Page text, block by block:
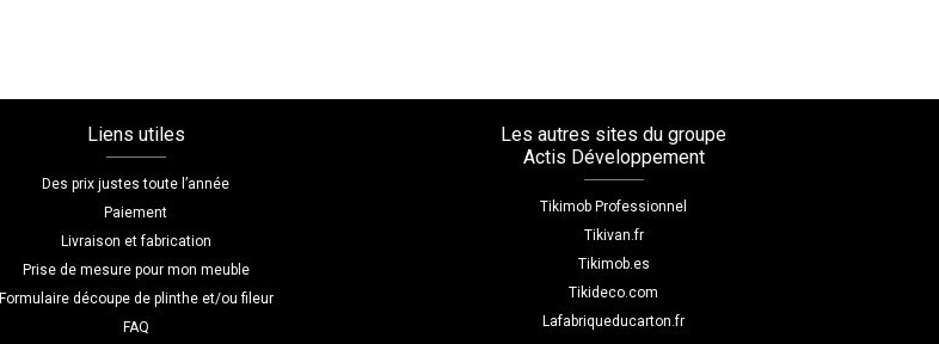
Liens utiles
Des prix justes toute l’année
Paiement
Livraison et fabrication
Prise de mesure pour mon meuble
Formulaire découpe de plinthe et/ou fileur
FAQ
Les autres sites du groupe
Actis Développement
Tikimob Professionnel
Tikivan.fr
Tikimob.es
Tikideco.com
Lafabriqueducarton.fr